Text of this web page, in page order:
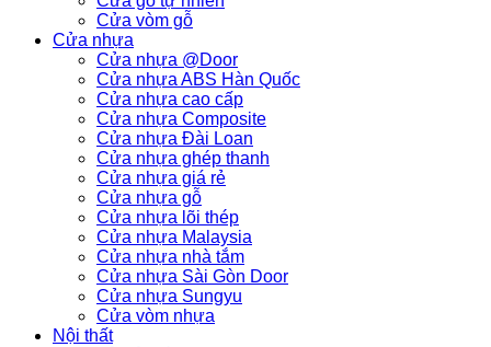
Cửa vòm gỗ
Cửa nhựa
Cửa nhựa @Door
Cửa nhựa ABS Hàn Quốc
Cửa nhựa cao cấp
Cửa nhựa Composite
Cửa nhựa Đài Loan
Cửa nhựa ghép thanh
Cửa nhựa giá rẻ
Cửa nhựa gỗ
Cửa nhựa lõi thép
Cửa nhựa Malaysia
Cửa nhựa nhà tắm
Cửa nhựa Sài Gòn Door
Cửa nhựa Sungyu
Cửa vòm nhựa
Nội thất